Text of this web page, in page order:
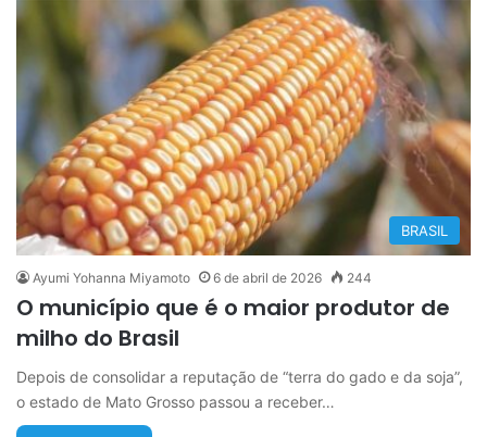
BRASIL
Ayumi Yohanna Miyamoto 6 de abril de 2026 244
O município que é o maior produtor de
milho do Brasil
Depois de consolidar a reputação de “terra do gado e da soja”,
o estado de Mato Grosso passou a receber…